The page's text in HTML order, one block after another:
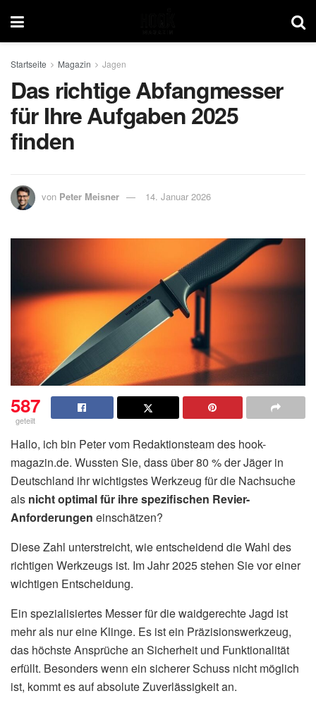
Startseite Magazin Jagen
Das richtige Abfangmesser
für Ihre Aufgaben 2025
finden
von Peter Meisner 14. Januar 2026
587
geteilt
Hallo, ich bin Peter vom Redaktionsteam des hook-
magazin.de. Wussten Sie, dass über 80 % der Jäger in
Deutschland ihr wichtigstes Werkzeug für die Nachsuche
als nicht optimal für ihre spezifischen Revier-
Anforderungen einschätzen?
Diese Zahl unterstreicht, wie entscheidend die Wahl des
richtigen Werkzeugs ist. Im Jahr 2025 stehen Sie vor einer
wichtigen Entscheidung.
Ein spezialisiertes Messer für die waidgerechte Jagd ist
mehr als nur eine Klinge. Es ist ein Präzisionswerkzeug,
das höchste Ansprüche an Sicherheit und Funktionalität
erfüllt. Besonders wenn ein sicherer Schuss nicht möglich
ist, kommt es auf absolute Zuverlässigkeit an.